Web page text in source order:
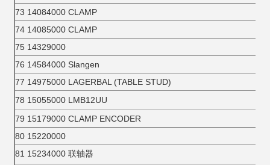
73 14084000 CLAMP
74 14085000 CLAMP
75 14329000
76 14584000 Slangen
77 14975000 LAGERBAL (TABLE STUD)
78 15055000 LMB12UU
79 15179000 CLAMP ENCODER
80 15220000
81 15234000 联轴器